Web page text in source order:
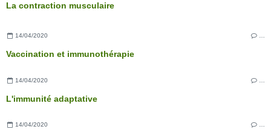
La contraction musculaire
14/04/2020
Vaccination et immunothérapie
14/04/2020
L'immunité adaptative
14/04/2020 …